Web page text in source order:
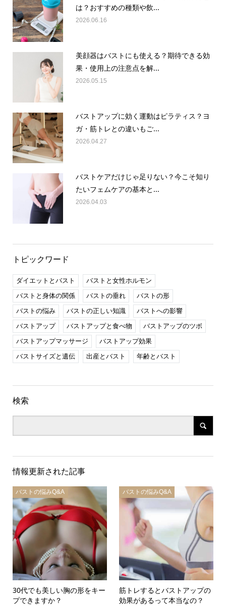
は？おすすめの種類や飲...
2026.06.16
美顔器はバストにも使える？期待できる効
果・使用上の注意点を解...
2026.05.15
バストアップに効く運動はピラティス？ヨ
ガ・筋トレとの違いもご...
2026.04.27
バストケアだけじゃ足りない？今こそ知り
たいフェムケアの基本と...
2026.04.03
トピックワード
ダイエットとバスト
バストと女性ホルモン
バストと身体の関係
バストの垂れ
バストの形
バストの悩み
バストの正しい知識
バストへの影響
バストアップ
バストアップと食べ物
バストアップのツボ
バストアップマッサージ
バストアップ効果
バストサイズと遺伝
出産とバスト 年齢とバスト
検索
情報更新された記事
バストの悩みQ&A
30代でも美しい胸の形をキー
プできますか？
バストの悩みQ&A
筋トレするとバストアップの
効果があるって本当なの？